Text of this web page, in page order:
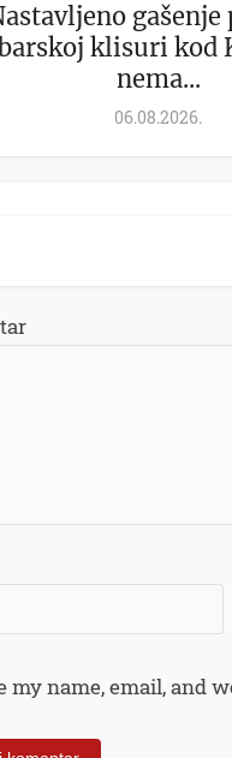
gašenje
klisuri kod
nema...
06.08.2026.
my name, email, and